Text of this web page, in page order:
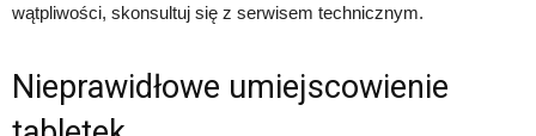
wątpliwości, skonsultuj się z serwisem technicznym.
Nieprawidłowe umiejscowienie